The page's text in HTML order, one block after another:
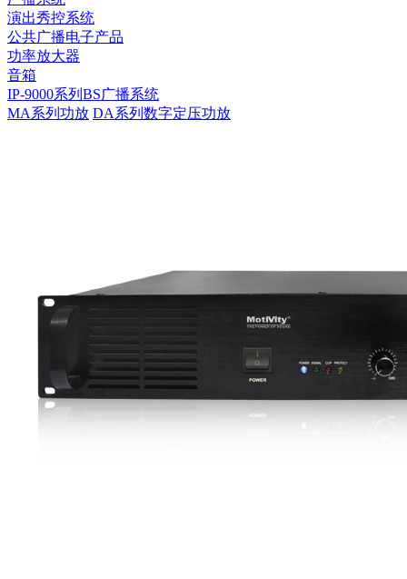
演出秀控系统
公共广播电子产品
功率放大器
音箱
IP-9000系列BS广播系统
MA系列功放 DA系列数字定压功放